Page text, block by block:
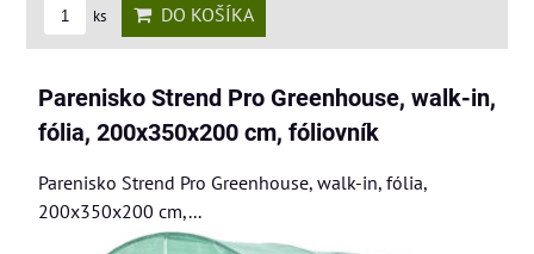
ks DO KOŠÍKA
Parenisko Strend Pro Greenhouse, walk-in,
fólia, 200x350x200 cm, fóliovník
Parenisko Strend Pro Greenhouse, walk-in, fólia,
200x350x200 cm,...